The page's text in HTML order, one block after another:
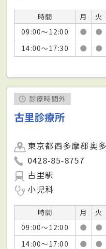
時間 月 火
09:00～12:00
● ●
14:00～17:30
● ●
診療時間外
古里診療所
東京都西多摩郡奥
0428-85-8757
古里駅
小児科
時間 月 火
09:00～12:00
● ●
14:00～17:00
● ●